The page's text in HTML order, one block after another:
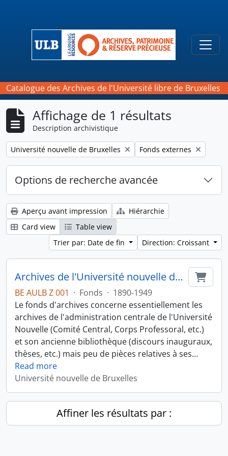
Catalogue des Archives de l'Université libre de Bruxelles
Affichage de 1 résultats
Description archivistique
Remove filter:
Université nouvelle de Bruxelles Remove filter:
Fonds externes
Options de recherche avancée
Aperçu avant impression
Hiérarchie
Card view
Table view
Trier par: Date de fin
Direction: Croissant
Archives de l'Université nouvelle de Bruxelles
BE AULB Z 001 · Fonds · 1890-1949
Le fonds d'archives concerne essentiellement les
archives de l'administration centrale de l'Université
Nouvelle (Comité Central, Corps Professoral, etc.)
et son ancienne bibliothèque (discours inauguraux,
thèses, etc.) mais peu de pièces relatives à ses…
Read more
Université nouvelle de Bruxelles
Affiner les résultats par :